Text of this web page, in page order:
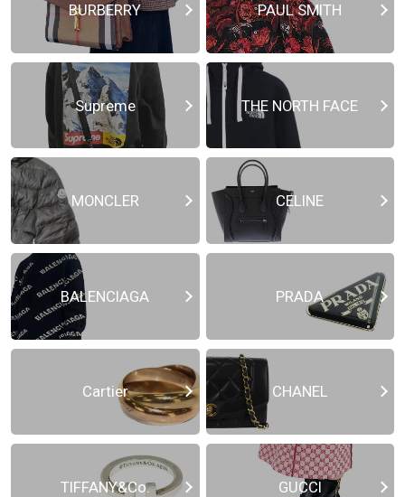
BURBERRY PAUL SMITH
Supreme THE NORTH FACE
MONCLER CELINE
BALENCIAGA PRADA
Cartier CHANEL
TIFFANY&Co. GUCCI